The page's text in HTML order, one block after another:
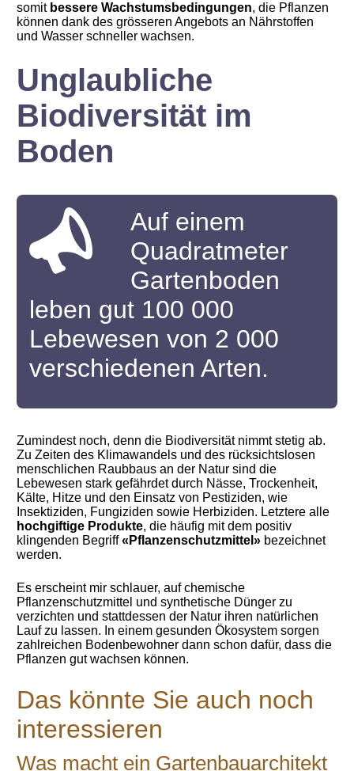
somit bessere Wachstumsbedingungen, die Pflanzen
können dank des grösseren Angebots an Nährstoffen
und Wasser schneller wachsen.
Unglaubliche
Biodiversität im
Boden
Auf einem
Quadratmeter
Gartenboden
leben gut 100 000
Lebewesen von 2 000
verschiedenen Arten.
Zumindest noch, denn die Biodiversität nimmt stetig ab.
Zu Zeiten des Klimawandels und des rücksichtslosen
menschlichen Raubbaus an der Natur sind die
Lebewesen stark gefährdet durch Nässe, Trockenheit,
Kälte, Hitze und den Einsatz von Pestiziden, wie
Insektiziden, Fungiziden sowie Herbiziden. Letztere alle
hochgiftige Produkte, die häufig mit dem positiv
klingenden Begriff«Pflanzenschutzmittel» bezeichnet
werden.
Es erscheint mir schlauer, auf chemische
Pflanzenschutzmittel und synthetische Dünger zu
verzichten und stattdessen der Natur ihren natürlichen
Lauf zu lassen. In einem gesunden Ökosystem sorgen
zahlreichen Bodenbewohner dann schon dafür, dass die
Pflanzen gut wachsen können.
Das könnte Sie auch noch
interessieren
Was macht ein Gartenbauarchitekt